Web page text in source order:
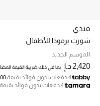
خصم حتى 70%
تسوقوا الآن
ما وصلنا
فندي
شورت برمودا للأطفال
الموسم الجديد
2,420 د.إ بما في ذلك ضريبة القيمة
4 دفعات بدون فوائد بقيمة
4 دفعات بدون فوائد بقيمة